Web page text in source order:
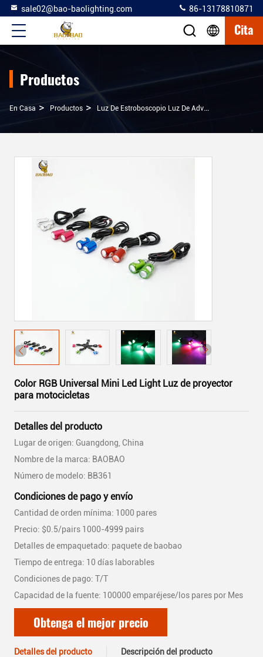
sale02@bao-baolighting.com 86-13178810871
Cita
Productos
En Casa > Productos > Luz De Estroboscopio Luz De Advertencia
Color RGB Universal Mini Led Light Luz de proyector
para motocicletas
Detalles del producto
Lugar de origen: Guangdong, China
Nombre de la marca: BAOBAO
Número de modelo: BB361
Condiciones de pago y envío
Cantidad de orden mínima: 1000 pares
Precio: $0.5/pairs 1000-4999 pairs
Detalles de empaquetado: paquete de baobao
Tiempo de entrega: 10 días laborables
Condiciones de pago: T/T
Capacidad de la fuente: 100000 emparéjese/los pares por Mes
Obtenga el mejor precio
Detalles del producto Descripción del producto